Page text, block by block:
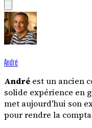
André
André est un ancien
solide expérience en
met aujourd'hui son
pour rendre la